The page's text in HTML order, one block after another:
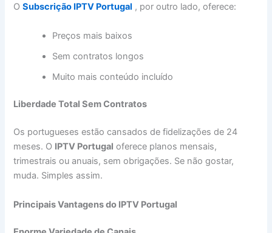
OSubscrição IPTV Portugal , por outro lado, oferece:
Preços mais baixos
Sem contratos longos
Muito mais conteúdo incluído
Liberdade Total Sem Contratos
Os portugueses estão cansados de fidelizações de 24
meses. O IPTV Portugal oferece planos mensais,
trimestrais ou anuais, sem obrigações. Se não gostar,
muda. Simples assim.
Principais Vantagens do IPTV Portugal